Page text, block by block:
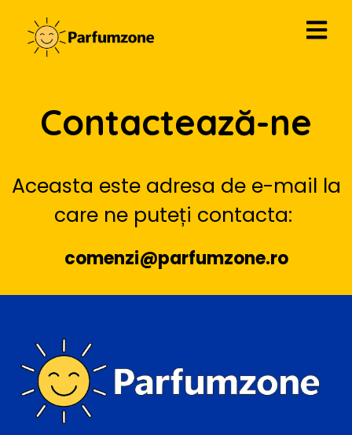
Contactează-ne
Aceasta este adresa de e-mail la
care ne puteți contacta:
comenzi@parfumzone.ro